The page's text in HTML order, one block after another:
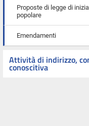
Proposte di legge di
popolare
Emendamenti
Attività di indirizzo,
conoscitiva